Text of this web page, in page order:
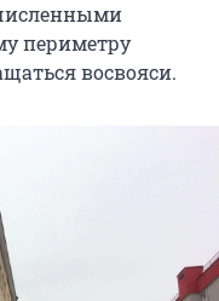
периметру
восвояси.